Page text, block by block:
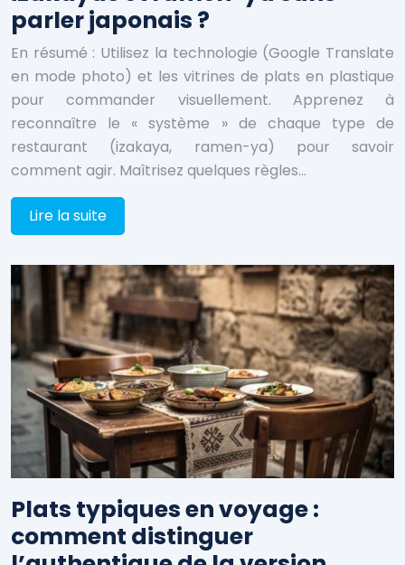
parler japonais ?
En résumé : Utilisez la technologie (Google Translate
en mode photo) et les vitrines de plats en plastique
pour commander visuellement. Apprenez à
reconnaître le « système » de chaque type de
restaurant (izakaya, ramen-ya) pour savoir
comment agir. Maîtrisez quelques règles…
Lire la suite
Plats typiques en voyage :
comment distinguer